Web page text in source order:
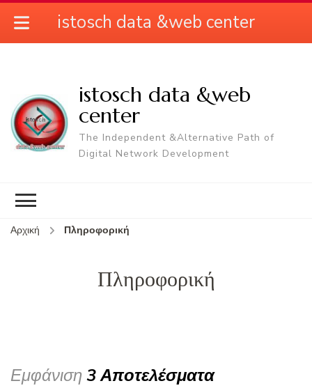
istosch data &web
center
The Independent &Alternative Path of
Digital Network Development
Αρχική Πληροφορική
Πληροφορική
Εμφάνιση3 Αποτελέσματα
istosch data &web center